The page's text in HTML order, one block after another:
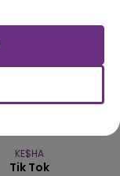
KE$HA
Tik Tok